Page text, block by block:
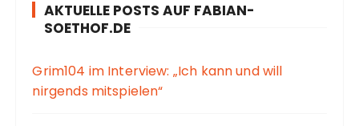
AKTUELLE POSTS AUF FABIAN-
SOETHOF.DE
Grim104 im Interview: „Ich kann und will
nirgends mitspielen“